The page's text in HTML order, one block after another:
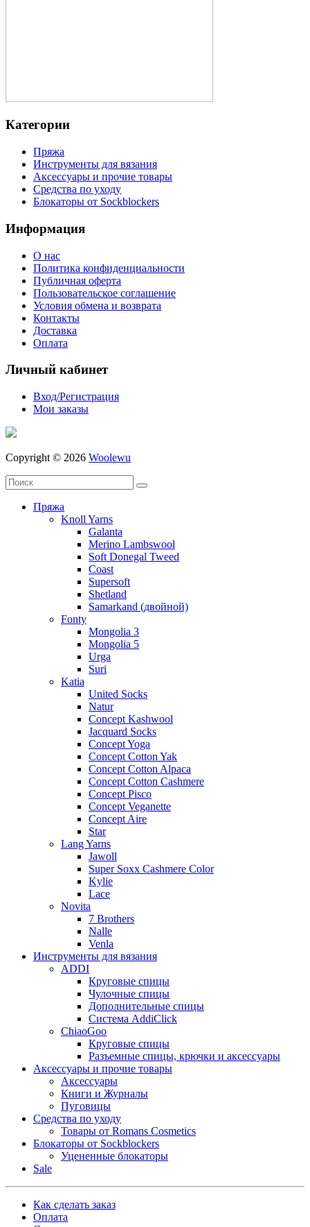
Категории
Пряжа
Инструменты для вязания
Аксессуары и прочие товары
Средства по уходу
Блокаторы от Sockblockers
Информация
О нас
Политика конфиденциальности
Публичная оферта
Пользовательское соглашение
Условия обмена и возврата
Контакты
Доставка
Оплата
Личный кабинет
Вход/Регистрация
Мои заказы
Copyright © 2026 Woolewu
Пряжа
Knoll Yarns
Galanta
Merino Lambswool
Soft Donegal Tweed
Coast
Supersoft
Shetland
Samarkand (двойной)
Fonty
Mongolia 3
Mongolia 5
Urga
Suri
Katia
United Socks
Natur
Concept Kashwool
Jacquard Socks
Concept Yoga
Concept Cotton Yak
Concept Cotton Alpaca
Concept Cotton Cashmere
Concept Pisco
Concept Veganette
Concept Aire
Star
Lang Yarns
Jawoll
Super Soxx Cashmere Color
Kylie
Lace
Novita
7 Brothers
Nalle
Venla
Инструменты для вязания
ADDI
Круговые спицы
Чулочные спицы
Дополнительные спицы
Система AddiClick
ChiaoGoo
Круговые спицы
Разъемные спицы, крючки и аксессуары
Аксессуары и прочие товары
Аксессуары
Книги и Журналы
Пуговицы
Средства по уходу
Товары от Romans Cosmetics
Блокаторы от Sockblockers
Уцененные блокаторы
Sale
Как сделать заказ
Оплата